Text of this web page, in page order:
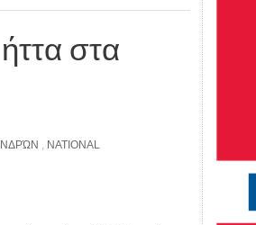
στα
, NATIONAL